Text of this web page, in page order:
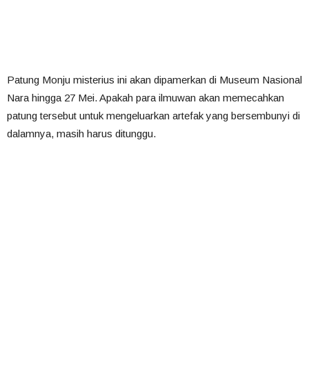
Patung Monju misterius ini akan dipamerkan di Museum Nasional
Nara hingga 27 Mei. Apakah para ilmuwan akan memecahkan
patung tersebut untuk mengeluarkan artefak yang bersembunyi di
dalamnya, masih harus ditunggu.